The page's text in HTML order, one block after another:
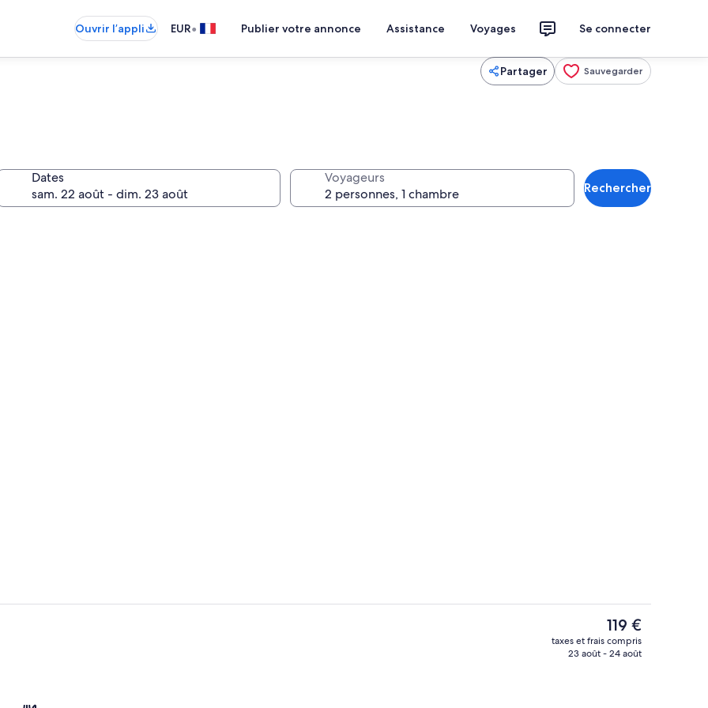
Ouvrir l’appli EUR• Publier votre annonce Assistance Voyages Se connecter
Partager Sauvegarder
Dates Voyageurs
Rechercher
Le
prix
actuel
119 €
taxes et frais compris
23 août - 24 août